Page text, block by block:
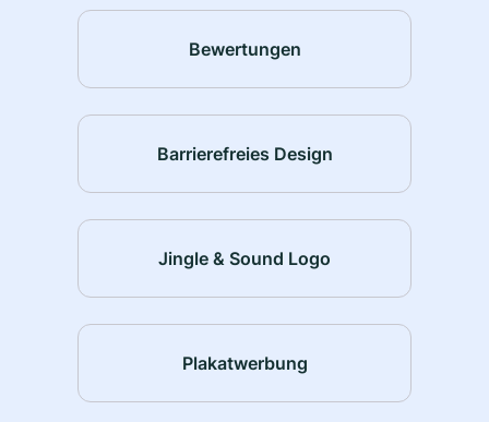
Bewertungen
Barrierefreies Design
Jingle & Sound Logo
Plakatwerbung